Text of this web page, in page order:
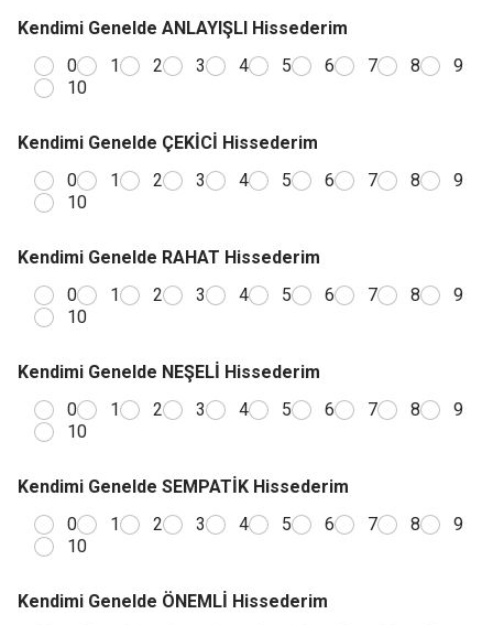
Kendimi Genelde ANLAYIŞLI Hissederim
0
1 2 3 4 5 6 7 8
9
10
Kendimi Genelde ÇEKİCİ Hissederim
0
1 2 3 4 5 6 7 8
9
10
Kendimi Genelde RAHAT Hissederim
0
1 2 3 4 5 6 7 8
9
10
Kendimi Genelde NEŞELİ Hissederim
0
1 2 3 4 5 6 7 8
9
10
Kendimi Genelde SEMPATİK Hissederim
0
1 2 3 4 5 6 7 8
9
10
Kendimi Genelde ÖNEMLİ Hissederim